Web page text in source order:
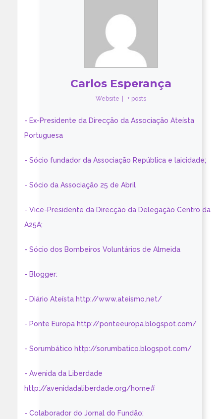
Carlos Esperança
Website + posts
- Ex-Presidente da Direcção da Associação Ateísta
Portuguesa
- Sócio fundador da Associação República e laicidade;
- Sócio da Associação 25 de Abril
- Vice-Presidente da Direcção da Delegação Centro da
A25A;
- Sócio dos Bombeiros Voluntários de Almeida
- Blogger:
- Diário Ateísta http://www.ateismo.net/
- Ponte Europa http://ponteeuropa.blogspot.com/
- Sorumbático http://sorumbatico.blogspot.com/
- Avenida da Liberdade
http://avenidadaliberdade.org/home#
- Colaborador do Jornal do Fundão;